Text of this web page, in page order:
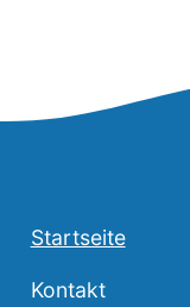
Startseite
Kontakt